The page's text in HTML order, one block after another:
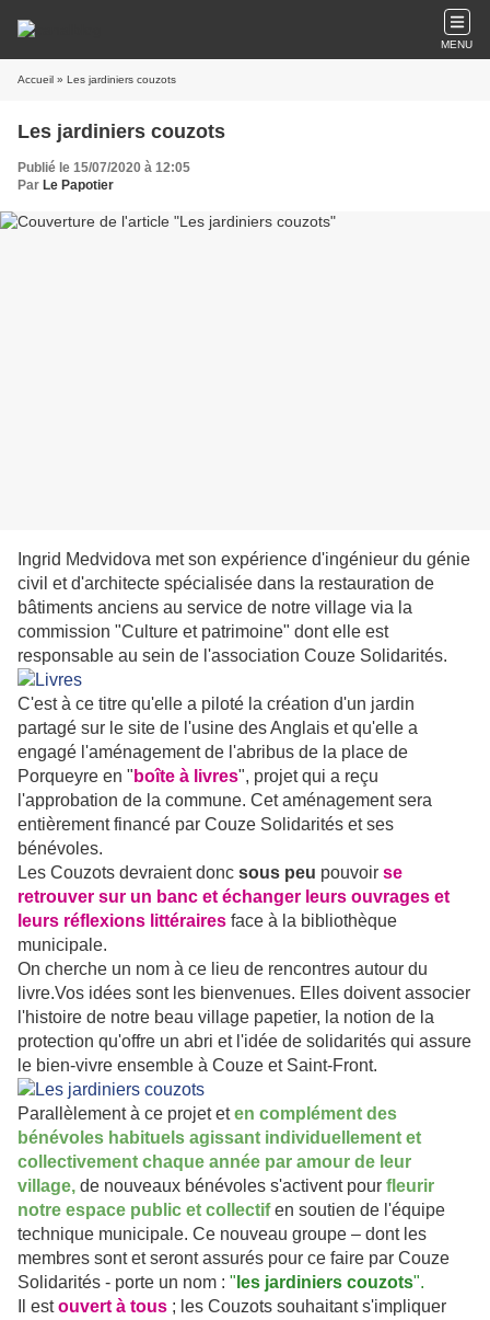
MENU
Accueil » Les jardiniers couzots
Les jardiniers couzots
Publié le 15/07/2020 à 12:05
Par Le Papotier
ngrid Medvidova met son expérience d'ingénieur du génie
civil et d'architecte spécialisée dans la restauration de
bâtiments anciens au service de notre village via la
commission "Culture et patrimoine" dont elle est
responsable au sein de l'association Couze Solidarités.
C'est à ce titre qu'elle a piloté la création d'un jardin
partagé sur le site de l'usine des Anglais et qu'elle a
engagé l'aménagement de l'abribus de la place de
Porqueyre en " boîte à livres", projet qui a reçu
l'approbation de la commune. Cet aménagement sera
entièrement financé par Couze Solidarités et ses
bénévoles.
Les Couzots devraient donc sous peu pouvoir se
retrouver sur un banc et échanger leurs ouvrages et
leurs réflexions littéraires face à la bibliothèque
municipale.
On cherche un nom à ce lieu de rencontres autour du
livre.Vos idées sont les bienvenues. Elles doivent associer
l'histoire de notre beau village papetier, la notion de la
protection qu'offre un abri et l'idée de solidarités qui assure
le bien-vivre ensemble à Couze et Saint-Front.
Parallèlement à ce projet eten complément des
bénévoles habituels agissant individuellement et
collectivement chaque année par amour de leur
village, de nouveaux bénévoles s'activent pour fleurir
notre espace public et collectifen soutien de l'équipe
technique municipale. Ce nouveau groupe – dont les
membres sont et seront assurés pour ce faire par Couze
Solidarités - porte un nom : " les jardiniers couzots".
Il estouvert à tous ; les Couzots souhaitant s'impliquer